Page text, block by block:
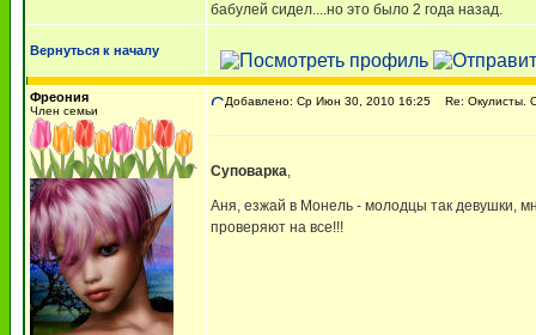
бабулей сидел....но это было 2 года назад.
Вернуться к началу
Фреония
Член семьи
Добавлено: Ср Июн 30, 2010 16:25 Re: Окулисты.
Суповарка,
Аня, езжай в Монель - молодцы так девушки,
проверяют на все!!!